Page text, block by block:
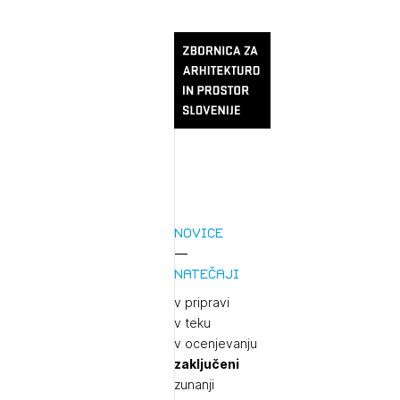
Novice
Natečaji
v pripravi
v teku
v ocenjevanju
zaključeni
zunanji